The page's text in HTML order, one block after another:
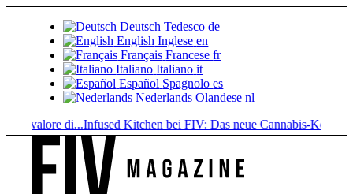
Deutsch Tedesco de
English Inglese en
Français Francese fr
Italiano Italiano it
Español Spagnolo es
Nederlands Olandese nl
valore di... Infused Kitchen bei FIV: Das neue Cannabis-Kochportal